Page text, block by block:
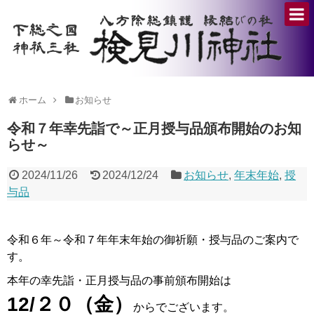
ホーム お知らせ
令和７年幸先詣で～正月授与品頒布開始のお知
らせ～
2024/11/26 2024/12/24 お知らせ,年末年始,授
与品
令和６年～令和７年年末年始の御祈願・授与品のご案内で
す。
本年の幸先詣・正月授与品の事前頒布開始は
12/２０ （金） からでございます。